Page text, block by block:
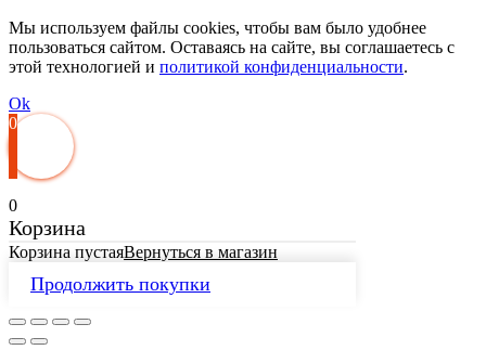
Мы используем файлы cookies, чтобы вам было удобнее
пользоваться сайтом. Оставаясь на сайте, вы соглашаетесь с
этой технологией и политикой конфиденциальности.
Ok
0
0
Корзина
Корзина пустаяВернуться в магазин
Продолжить покупки